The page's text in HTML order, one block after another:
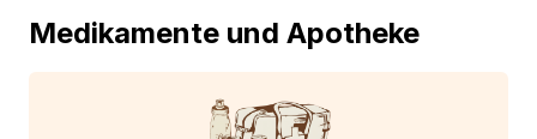
Medikamente und Apotheke